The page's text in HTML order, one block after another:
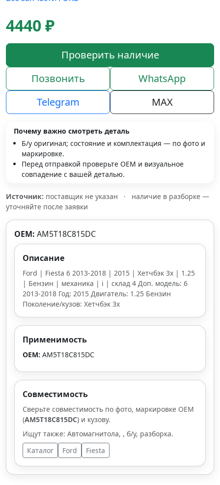
4440 ₽
Проверить наличие
Позвонить
WhatsApp
Telegram
MAX
Почему важно смотреть деталь
Б/у оригинал; состояние и комплектация — по фото и
маркировке.
Перед отправкой проверьте OEM и визуальное
совпадение с вашей деталью.
Источник: поставщик не указан ·
наличие в разборке —
уточняйте после заявки
OEM: AM5T18C815DC
Описание
Ford | Fiesta 6 2013-2018 | 2015 | Хетчбэк 3х | 1.25
| Бензин | механика | i | склад 4 Доп. модель: 6
2013-2018 Год: 2015 Двигатель: 1.25 Бензин
Поколение/кузов: Хетчбэк 3х
Применимость
OEM: AM5T18C815DC
Совместимость
Сверьте совместимость по фото, маркировке OEM
(AM5T18C815DC) и кузову.
Ищут также: Автомагнитола, , б/у, разборка.
Каталог
Ford Fiesta